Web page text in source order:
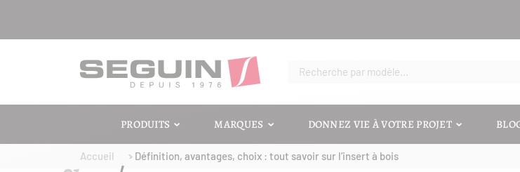
PRODUITS MARQUES DONNEZ VIE À VOTRE PROJET
Accueil Définition, avantages, choix : tout savoir sur l’insert à bois